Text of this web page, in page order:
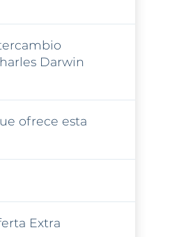
Darwin
ofrece esta
Extra